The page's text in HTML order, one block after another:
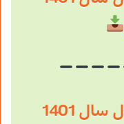
دانلود نمونه سوال سال 1401